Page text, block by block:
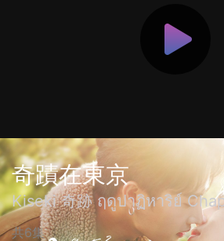
奇蹟在東京
Kiseki 奇跡 ฤดูปาฏิหาริย์
共6集